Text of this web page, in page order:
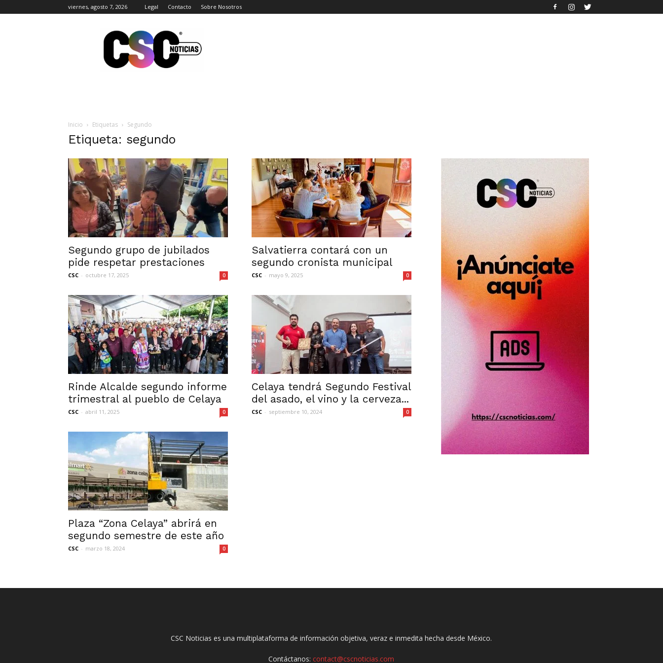
viernes, agosto 7, 2026 Legal Contacto Sobre Nosotros
Noticias
Inicio Etiquetas Segundo
Etiqueta: segundo
Segundo grupo de jubilados
pide respetar prestaciones
CSC - octubre 17, 2025 0
Salvatierra contará con un
segundo cronista municipal
CSC - mayo 9, 2025 0
Rinde Alcalde segundo informe
trimestral al pueblo de Celaya
CSC - abril 11, 2025 0
Celaya tendrá Segundo Festival
del asado, el vino y la cerveza...
CSC - septiembre 10, 2024 0
Plaza “Zona Celaya” abrirá en
segundo semestre de este año
CSC - marzo 18, 2024 0
CSC Noticias es una multiplataforma de información objetiva, veraz e inmedita hecha desde México.
Contáctanos:contact@cscnoticias.com